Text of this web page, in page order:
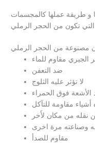
و طريقة عملها كالمجسمات
التي تكون من الحجر الرملي
مصنوعة من الحجر الرملي
مقاوم للماء
ضد التعفن
لا تؤثر عليه الثلوج
فوق الحمراء
أشياء مقاومة للتآكل
نقله من مكان لأَخر
وصناعته مرة اخرى
مقاوم للصدأ